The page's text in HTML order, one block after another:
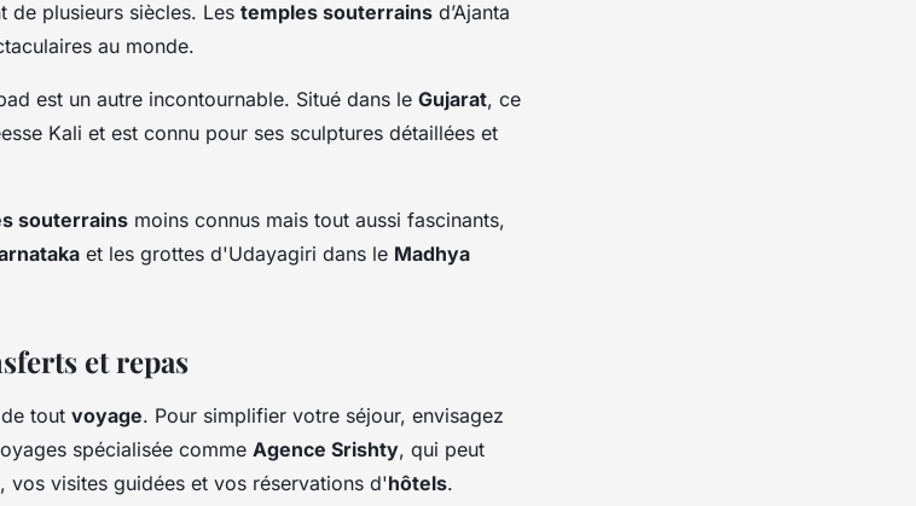
de plusieurs siècles. Les temples souterrains d’Ajanta
au monde.
est un autre incontournable. Situé dans le Gujarat, ce
Kali et est connu pour ses sculptures détaillées et
souterrains moins connus mais tout aussi fascinants,
et les grottes d'Udayagiri dans le Madhya
et repas
tout voyage. Pour simplifier votre séjour, envisagez
spécialisée comme Agence Srishty, qui peut
, vos visites guidées et vos réservations d'hôtels.